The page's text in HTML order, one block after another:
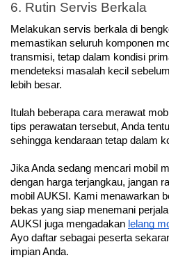
6. Rutin Servis Berkala
Melakukan servis berkala di
memastikan seluruh komponen
transmisi, tetap dalam kondisi
mendeteksi masalah kecil
lebih besar.
Itulah beberapa cara merawat
tips perawatan tersebut, Anda
sehingga kendaraan tetap dalam
Jika Anda sedang mencari mobil
dengan harga terjangkau, jangan
mobil AUKSI. Kami menawarkan
bekas yang siap menemani
AUKSI juga mengadakan lelang
Ayo daftar sebagai peserta
impian Anda.